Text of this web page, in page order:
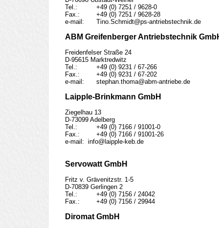
Tel.:		+49 (0) 7251 / 9628-0
Fax.:		+49 (0) 7251 / 9628-28
e-mail:	Tino.Schmidt@ps-antriebstechnik.de
ABM Greifenberger Antriebstechnik
Freidenfelser Straße 24
D-95615 Marktredwitz
Tel.:		+49 (0) 9231 / 67-266
Fax.:		+49 (0) 9231 / 67-202
e-mail:	stephan.thoma@abm-antriebe.de
Laipple-Brinkmann GmbH
Ziegelhau 13
D-73099 Adelberg
Tel.:		+49 (0) 7166 / 91001-0
Fax.:		+49 (0) 7166 / 91001-26
e-mail:  info@laipple-keb.de
Servowatt GmbH
Fritz v. Grävenitzstr. 1-5
D-70839 Gerlingen 2
Tel.:		+49 (0) 7156 / 24042
Fax.:		+49 (0) 7156 / 29944
Diromat GmbH